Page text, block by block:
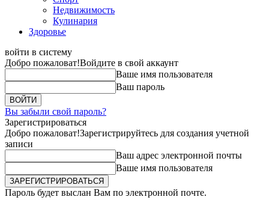
Недвижимость
Кулинария
Здоровье
войти в систему
Добро пожаловат!Войдите в свой аккаунт
Ваше имя пользователя
Ваш пароль
Вы забыли свой пароль?
Зарегистрироваться
Добро пожаловат!Зарегистрируйтесь для создания учетной
записи
Ваш адрес электронной почты
Ваше имя пользователя
Пароль будет выслан Вам по электронной почте.